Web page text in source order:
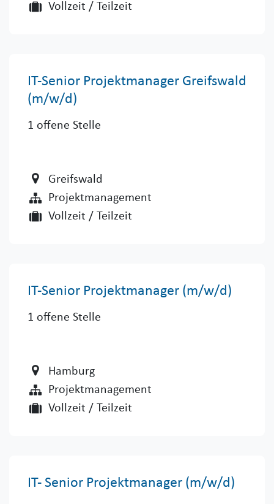
Vollzeit / Teilzeit
IT-Senior Projektmanager Greifswald
(m/w/d)
1 offene Stelle
Greifswald
Projektmanagement
Vollzeit / Teilzeit
IT-Senior Projektmanager (m/w/d)
1 offene Stelle
Hamburg
Projektmanagement
Vollzeit / Teilzeit
IT- Senior Projektmanager (m/w/d)